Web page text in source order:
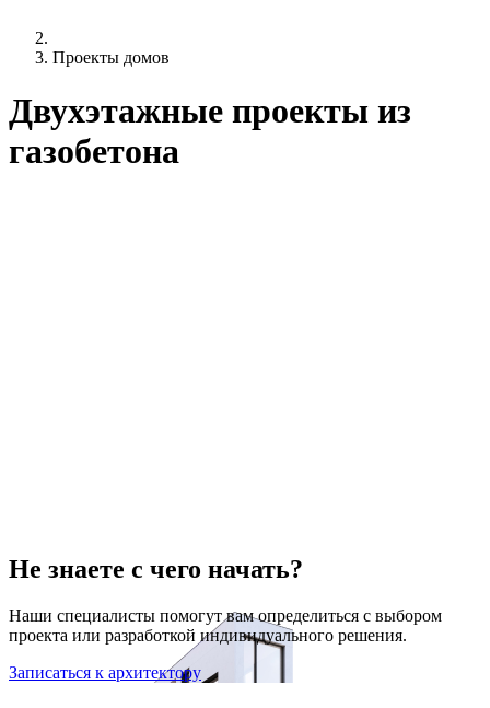
Проекты домов
Двухэтажные проекты из
газобетона
Не знаете с чего начать?
Наши специалисты помогут вам определиться с выбором
проекта или разработкой индивидуального решения.
Записаться к архитектору